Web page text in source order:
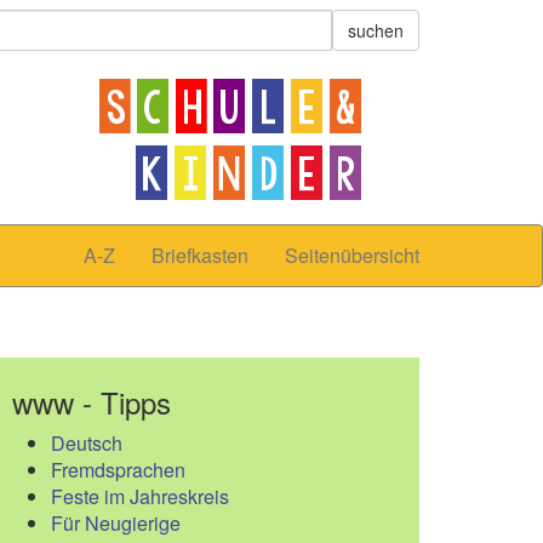
A-Z Briefkasten Seitenübersicht
www - Tipps
Deutsch
Fremdsprachen
Feste im Jahreskreis
Für Neugierige